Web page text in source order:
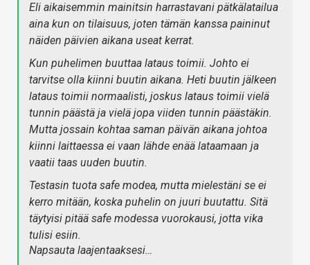
Eli aikaisemmin mainitsin harrastavani pätkälatailua
aina kun on tilaisuus, joten tämän kanssa paininut
näiden päivien aikana useat kerrat.
Kun puhelimen buuttaa lataus toimii. Johto ei
tarvitse olla kiinni buutin aikana. Heti buutin jälkeen
lataus toimii normaalisti, joskus lataus toimii vielä
tunnin päästä ja vielä jopa viiden tunnin päästäkin.
Mutta jossain kohtaa saman päivän aikana johtoa
kiinni laittaessa ei vaan lähde enää lataamaan ja
vaatii taas uuden buutin.
Testasin tuota safe modea, mutta mielestäni se ei
kerro mitään, koska puhelin on juuri buutattu. Sitä
täytyisi pitää safe modessa vuorokausi, jotta vika
tulisi esiin.
Napsauta laajentaaksesi…